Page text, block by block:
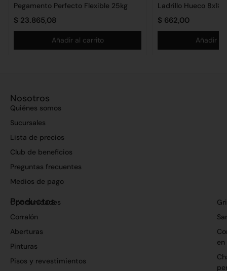
Pegamento Perfecto Flexible 25kg
$ 23.865,08
Añadir al carrito
Ladrillo Hueco
$ 662,00
Añadir al
Nosotros
Quiénes somos
Sucursales
Lista de precios
Club de beneficios
Preguntas frecuentes
Medios de pago
Productos
Oportunidades
Corralón
Aberturas
Pinturas
Pisos y revestimientos
en